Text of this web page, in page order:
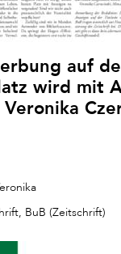
auf
wird mit
BuB (Zeitschrift)